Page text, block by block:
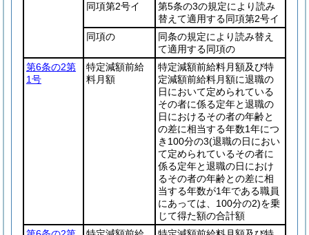
同項第2号イ
第5条の3の規定により読み
替えて適用する同項第2号イ
同項の
同条の規定により読み替え
て適用する同項の
第6条の2第
1号
特定減額前給
料月額
特定減額前給料月額及び特
定減額前給料月額に退職の
日において定められている
その者に係る定年と退職の
日におけるその者の年齢と
の差に相当する年数1年につ
き100分の3(退職の日におい
て定められているその者に
係る定年と退職の日におけ
るその者の年齢との差に相
当する年数が1年である職員
にあっては、100分の2)を乗
じて得た額の合計額